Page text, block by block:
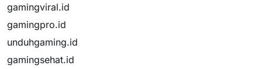
gamingviral.id
gamingpro.id
unduhgaming.id
gamingsehat.id